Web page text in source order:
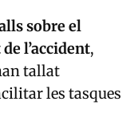
sobre el
l’accident,
tallat
les tasques